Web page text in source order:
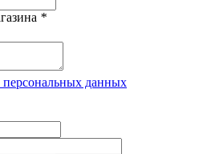
*
персональных данных